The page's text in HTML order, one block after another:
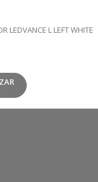
LEDVANCE L LEFT WHITE